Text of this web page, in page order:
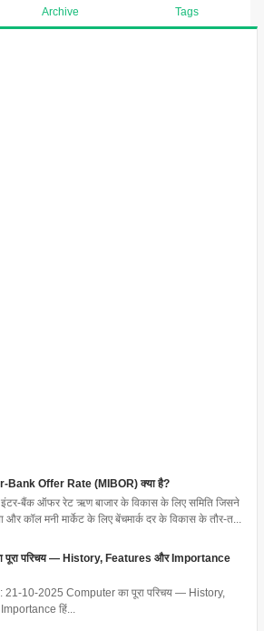
Archive Tags
Bank Offer Rate (MIBOR) क्या है?
बैंक ऑफर रेट ऋण बाजार के विकास के लिए समिति जिसने
और कॉल मनी मार्केट के लिए बेंचमार्क दर के विकास के तौर-त...
पूरा परिचय — History, Features और Importance
21-10-2025 Computer का पूरा परिचय — History,
हिं...